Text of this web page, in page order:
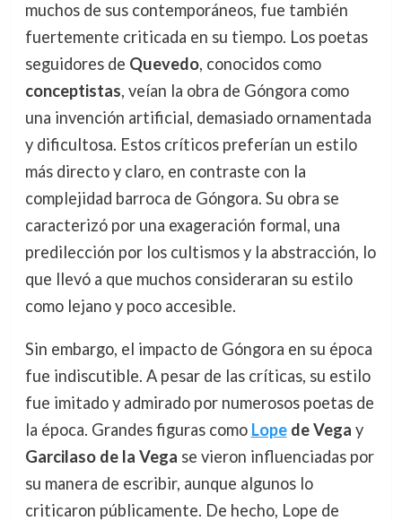
muchos de sus contemporáneos, fue también
fuertemente criticada en su tiempo. Los poetas
seguidores de Quevedo, conocidos como
conceptistas, veían la obra de Góngora como
una invención artificial, demasiado ornamentada
y dificultosa. Estos críticos preferían un estilo
más directo y claro, en contraste con la
complejidad barroca de Góngora. Su obra se
caracterizó por una exageración formal, una
predilección por los cultismos y la abstracción, lo
que llevó a que muchos consideraran su estilo
como lejano y poco accesible.
Sin embargo, el impacto de Góngora en su época
fue indiscutible. A pesar de las críticas, su estilo
fue imitado y admirado por numerosos poetas de
la época. Grandes figuras como Lopede Vega y
Garcilaso de la Vega se vieron influenciadas por
su manera de escribir, aunque algunos lo
criticaron públicamente. De hecho, Lope de